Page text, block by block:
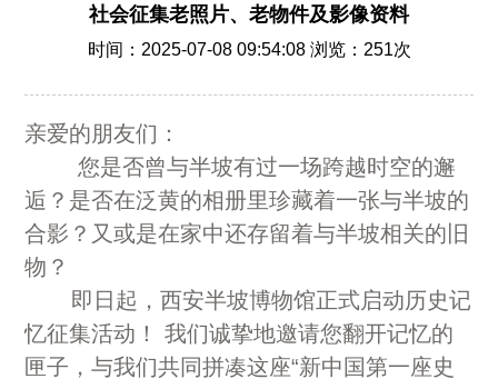
社会征集老照片、老物件及影像资料
时间：2025-07-08 09:54:08 浏览： 251次
亲爱的朋友们：
您是否曾与半坡有过一场跨越时空的邂
逅？是否在泛黄的相册里珍藏着一张与半坡的
合影？又或是在家中还存留着与半坡相关的旧
物？
即日起，西安半坡博物馆正式启动历史记
忆征集活动！ 我们诚挚地邀请您翻开记忆的
匣子，与我们共同拼凑这座“新中国第一座史